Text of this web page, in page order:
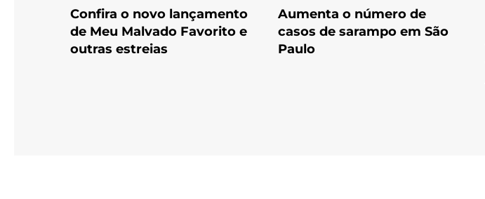
Confira o novo lançamento
de Meu Malvado Favorito e
outras estreias
Aumenta o número de
casos de sarampo em São
Paulo